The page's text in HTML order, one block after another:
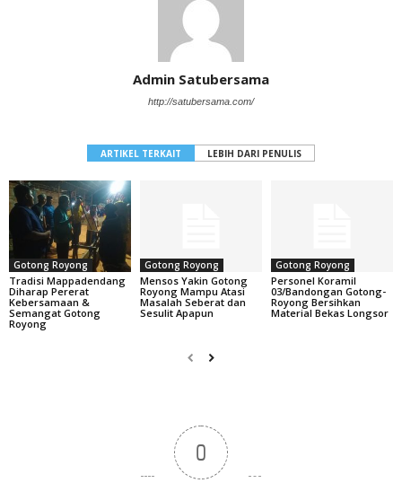
Admin Satubersama
http://satubersama.com/
ARTIKEL TERKAIT LEBIH DARI PENULIS
Gotong Royong
Tradisi Mappadendang
Diharap Pererat
Kebersamaan &
Semangat Gotong
Royong
Gotong Royong
Mensos Yakin Gotong
Royong Mampu Atasi
Masalah Seberat dan
Sesulit Apapun
Gotong Royong
Personel Koramil
03/Bandongan Gotong-
Royong Bersihkan
Material Bekas Longsor
0